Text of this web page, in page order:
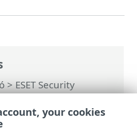
>ESET Security
beállítások>
> Ellenőrzésből
your cookies